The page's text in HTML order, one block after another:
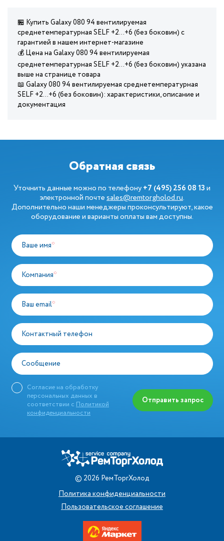
🏪 Купить Galaxy 080 94 вентилируемая
среднетемпературная SELF +2...+6 (без боковин) с
гарантией в нашем интернет-магазине
💰 Цена на Galaxy 080 94 вентилируемая
среднетемпературная SELF +2...+6 (без боковин) указана
выше на странице товара
📖 Galaxy 080 94 вентилируемая среднетемпературная
SELF +2...+6 (без боковин): характеристики, описание и
документация
Обратная связь
Уточнить данные можно по телефону+7 (495) 256 08 13и
электронной почтеsales@remtorgholod.ru.
Дополнительно наши менеджеры проконсультируют, какое
оборудование и варианты оплаты вам доступны.
Ваше имя*
Компания*
Ваш email*
Контактный телефон
Сообщение
Согласие на обработку
персональных данных в
соответствии с Политикой
конфиденциальности
Отправить запрос
© 2026 РемТоргХолод
Политика конфиденциальности
Пользовательское соглашение